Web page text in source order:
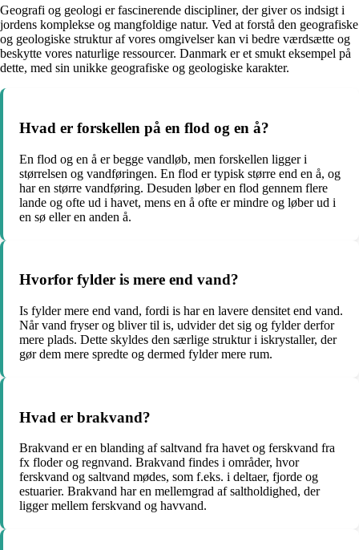
Geografi og geologi er fascinerende discipliner, der giver os indsigt i
jordens komplekse og mangfoldige natur. Ved at forstå den geografiske
og geologiske struktur af vores omgivelser kan vi bedre værdsætte og
beskytte vores naturlige ressourcer. Danmark er et smukt eksempel på
dette, med sin unikke geografiske og geologiske karakter.
Hvad er forskellen på en flod og en å?
En flod og en å er begge vandløb, men forskellen ligger i
størrelsen og vandføringen. En flod er typisk større end en å, og
har en større vandføring. Desuden løber en flod gennem flere
lande og ofte ud i havet, mens en å ofte er mindre og løber ud i
en sø eller en anden å.
Hvorfor fylder is mere end vand?
Is fylder mere end vand, fordi is har en lavere densitet end vand.
Når vand fryser og bliver til is, udvider det sig og fylder derfor
mere plads. Dette skyldes den særlige struktur i iskrystaller, der
gør dem mere spredte og dermed fylder mere rum.
Hvad er brakvand?
Brakvand er en blanding af saltvand fra havet og ferskvand fra
fx floder og regnvand. Brakvand findes i områder, hvor
ferskvand og saltvand mødes, som f.eks. i deltaer, fjorde og
estuarier. Brakvand har en mellemgrad af saltholdighed, der
ligger mellem ferskvand og havvand.